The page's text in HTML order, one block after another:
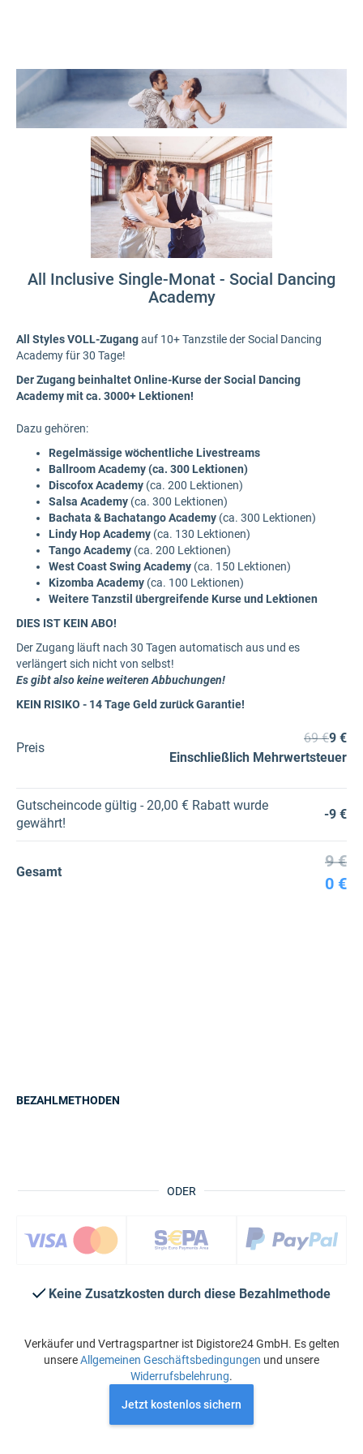
All Inclusive Single-Monat - Social Dancing
Academy
All Styles VOLL-Zugangauf 10+ Tanzstile der Social Dancing
Academy für 30 Tage!
Der Zugang beinhaltet Online-Kurse der Social Dancing
Academy mit ca. 3000+ Lektionen!
Dazu gehören:
Regelmässige wöchentliche Livestreams
Ballroom Academy(ca. 300 Lektionen)
Discofox Academy (ca. 200 Lektionen)
Salsa Academy (ca. 300 Lektionen)
Bachata & Bachatango Academy (ca. 300 Lektionen)
Lindy Hop Academy (ca. 130 Lektionen)
Tango Academy (ca. 200 Lektionen)
West Coast Swing Academy (ca. 150 Lektionen)
Kizomba Academy (ca. 100 Lektionen)
Weitere Tanzstil übergreifende Kurse und Lektionen
DIES IST KEIN ABO!
Der Zugang läuft nach 30 Tagen automatisch aus und es
verlängert sich nicht von selbst!
Es gibt also keine weiteren Abbuchungen!
KEIN RISIKO - 14 Tage Geld zurück Garantie!
Preis
69 €9 €
Einschließlich Mehrwertsteuer
Gutscheincode gültig - 20,00 € Rabatt wurde
gewährt!
-9 €
Gesamt
9 €
0 €
ODER
BEZAHLMETHODEN
Keine Zusatzkosten durch diese Bezahlmethode
Verkäufer und Vertragspartner ist Digistore24 GmbH. Es gelten
unsereAllgemeinen Geschäftsbedingungen und unsere
Widerrufsbelehrung.
Jetzt kostenlos sichern